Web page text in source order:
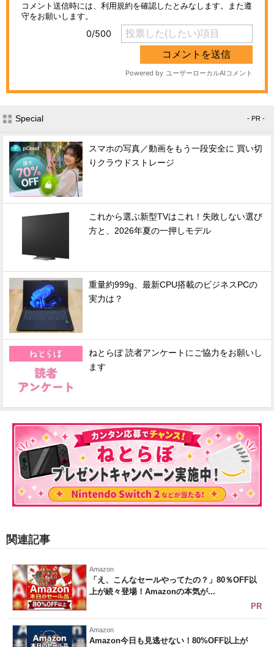
Special - PR -
スマホの写真／動画をもう一段安全に 買い切
りクラウドストレージ
これから選ぶ新型TVはこれ！失敗しない選び
方と、2026年夏の一押しモデル
重量約999g、最新CPU搭載のビジネスPCの
実力は？
ねとらぼ 読者アンケートにご協力をお願いし
ます
関連記事
Amazon
「え、こんなセールやってたの？」80％OFF以
上が続々登場！Amazonの本気が...
PR
Amazon
Amazon今日も見逃せない！80%OFF以上が